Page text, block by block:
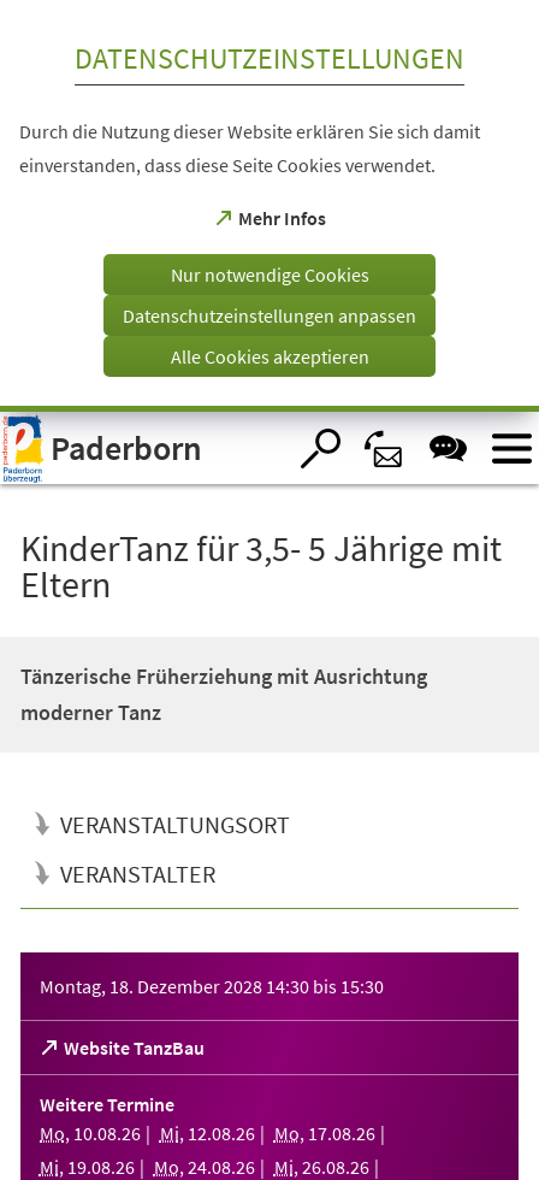
Visuelle
Assistenzsoftware
öffnen.
DATENSCHUTZEINSTELLUNGEN
Durch die Nutzung dieser Website erklären Sie sich damit
einverstanden, dass diese Seite Cookies verwendet.
Mehr Infos
(Öffnet
einem
Tab)
Nur notwendige Cookies
Datenschutzeinstellungen anpassen
Alle Cookies akzeptieren
Paderborn
KinderTanz für 3,5- 5 Jährige mit
Eltern
Tänzerische Früherziehung mit Ausrichtung
moderner Tanz
VERANSTALTUNGSORT
VERANSTALTER
Montag, 18. Dezember 2028 14:30 bis 15:30
Website TanzBau
(Öffnet
in
einem
neuen
Tab)
Weitere Termine
Mo, 10.08.26 Mi, 12.08.26 Mo, 17.08.26
Mi, 19.08.26 Mo, 24.08.26 Mi, 26.08.26